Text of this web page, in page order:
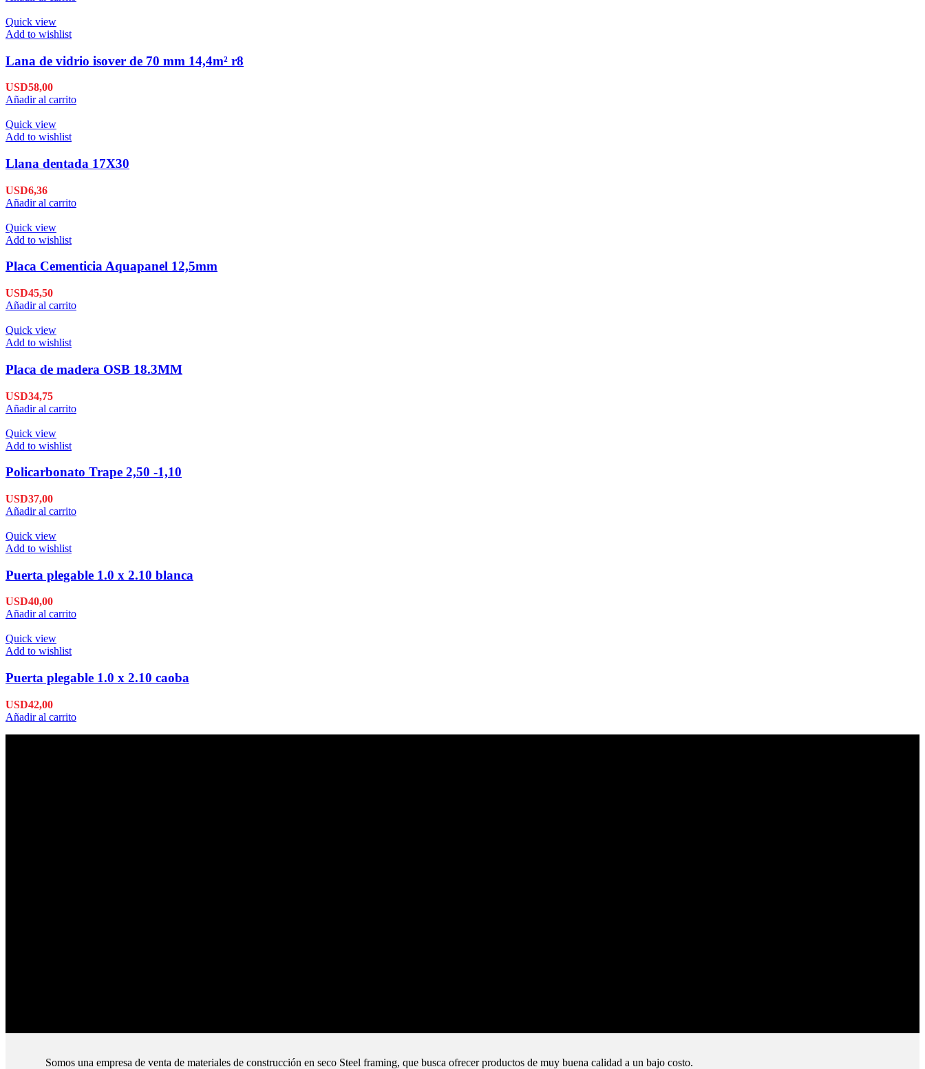
Quick view
Add to wishlist
Lana de vidrio isover de 70 mm 14,4m² r8
USD58,00
Añadir al carrito
Quick view
Add to wishlist
Llana dentada 17X30
USD6,36
Añadir al carrito
Quick view
Add to wishlist
Placa Cementicia Aquapanel 12,5mm
USD45,50
Añadir al carrito
Quick view
Add to wishlist
Placa de madera OSB 18.3MM
USD34,75
Añadir al carrito
Quick view
Add to wishlist
Policarbonato Trape 2,50 -1,10
USD37,00
Añadir al carrito
Quick view
Add to wishlist
Puerta plegable 1.0 x 2.10 blanca
USD40,00
Añadir al carrito
Quick view
Add to wishlist
Puerta plegable 1.0 x 2.10 caoba
USD42,00
Añadir al carrito
Somos una empresa de venta de materiales de construcción en seco Steel framing, que busca ofrecer productos de muy buena calidad a un bajo costo.